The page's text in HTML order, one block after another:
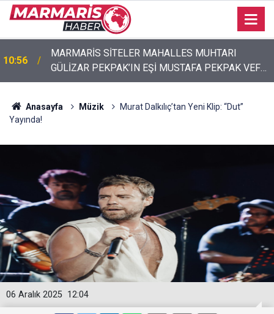
10:56
MARMARİS SİTELER MAHALLES MUHTARI
GÜLİZAR PEKPAK’IN EŞİ MUSTAFA PEKPAK VEFAT
Çiftlik Koyu’nda çöp dağına isyan Suçlu belediye
değil, duyarsızlık”
Anasayfa Müzik
Murat Dalkılıç’tan Yeni Klip: “Dut”
Yayında!
12:04
06 Aralık 2025